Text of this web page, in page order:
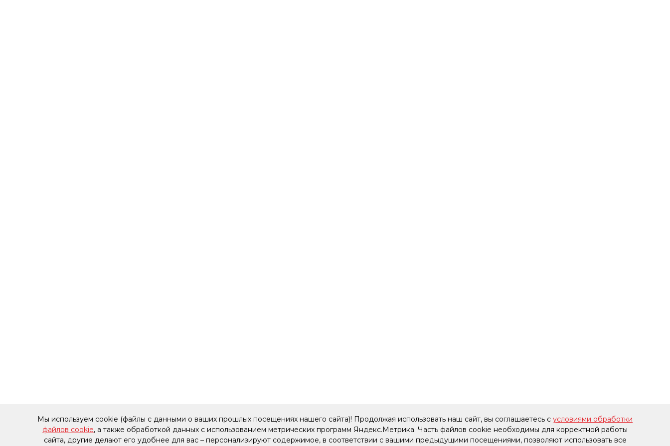
Мы используем cookie (файлы с данными о ваших прошлых посещениях нашего сайта)! Продолжая использовать наш сайт, вы соглашаетесь с условиями обработки
файлов cookie, а также обработкой данных с использованием метрических программ Яндекс.Метрика. Часть файлов cookie необходимы для корректной работы
сайта, другие делают его удобнее для вас – персонализируют содержимое, в соответствии с вашими предыдущими посещениями, позволяют использовать все